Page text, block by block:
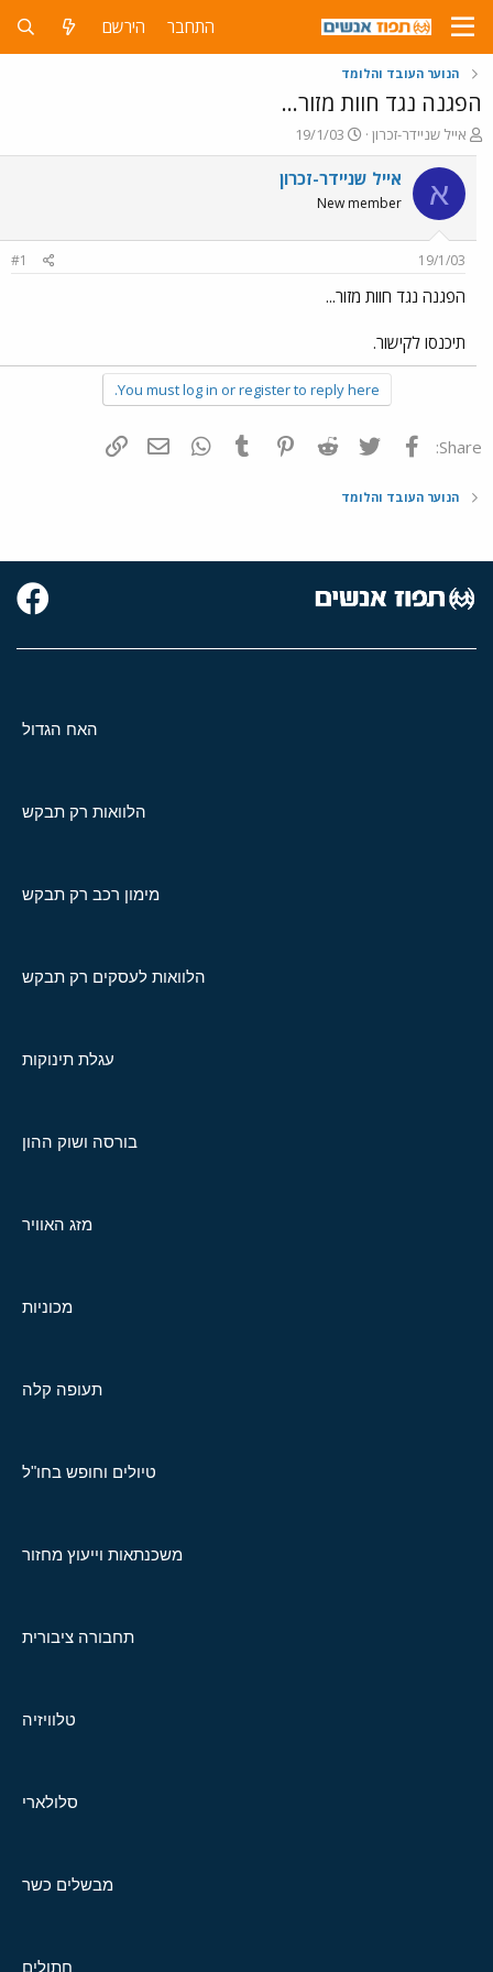
התחבר הירשם
הנוער העובד והלומד
הפגנה נגד חוות מזור...
פ
ו
ת
ח
ה
ש
א
אייל שניידר-זכרון
פ
ו
ר
ם
ר
19/1/03
א אייל שניידר-זכרון
New member
19/1/03
#1
הפגנה נגד חוות מזור...
תיכנסו לקישור.
You must log in or register to reply here.
Share: פייסבוק Twitter
Reddit
Pinterest
Tumblr
WhatsAppדואר אלקטרוני
הנוער העובד והלומד
האח הגדול
הלוואות רק תבקש
מימון רכב רק תבקש
הלוואות לעסקים רק תבקש
עגלת תינוקות
בורסה ושוק ההון
מזג האוויר
מכוניות
תעופה קלה
טיולים וחופש בחו"ל
משכנתאות וייעוץ מחזור
תחבורה ציבורית
טלוויזיה
סלולארי
מבשלים כשר
חתולים